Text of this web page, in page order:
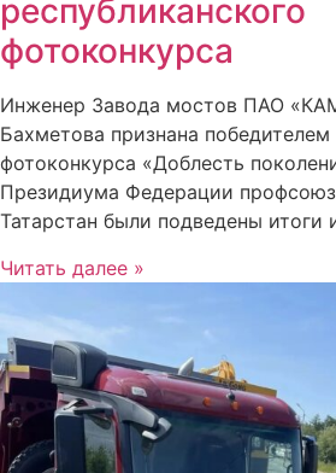
республиканского
фотоконкурса
Инженер Завода мостов ПАО
Бахметова признана победителем
фотоконкурса «Доблесть
Президиума Федерации
Татарстан были подведены итоги
Читать далее »